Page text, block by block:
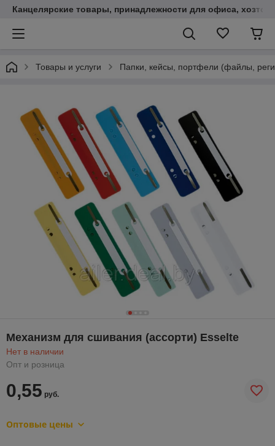
Канцелярские товары, принадлежности для офиса,
Товары и услуги Папки, кейсы, портфели (файлы,
Механизм для сшивания (ассорти) Esselte
Нет в наличии
Опт и розница
0,55 руб.
Оптовые цены